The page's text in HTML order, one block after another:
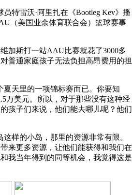
特雷沃·阿里扎在《Bootleg Kev》播
（美国业余体育联合会）篮球赛事
加斯打一站AAU比赛就花了3000多
普通家庭孩子无法负担高昂费用的担
夏天里的一项锦标赛而已。你要知
万美元。所以，对于那些没有这种经
孩子们来说，他们能去哪儿呢？他们
样的小岛，那里的资源非常有限。
来更多资源，让他们能获得和我们在
我当年得到的同等机会，我觉得这是